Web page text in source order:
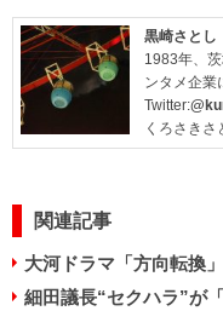
黒崎さとし
1983年、
ンタメ企業
Twitter:
くろさきさ
関連記事
大河ドラマ「方向転換
細田議長“セクハラ”が